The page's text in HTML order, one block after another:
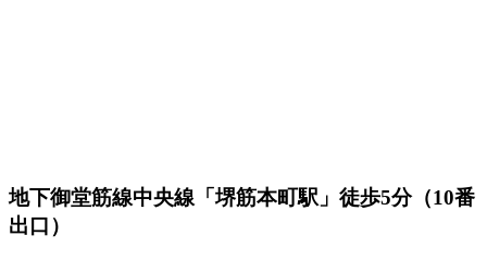
地下御堂筋線中央線「堺筋本町駅」徒歩5分（10番
出口）